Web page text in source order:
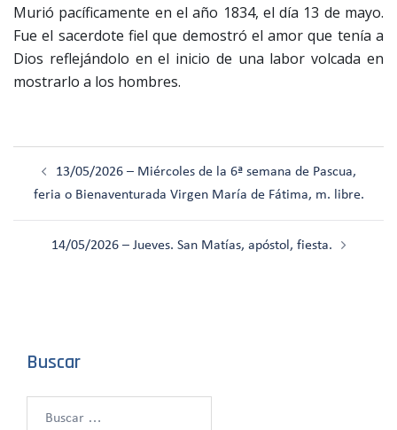
Murió pacíficamente en el año 1834, el día 13 de mayo.
Fue el sacerdote fiel que demostró el amor que tenía a
Dios reflejándolo en el inicio de una labor volcada en
mostrarlo a los hombres.
entradas
13/05/2026 – Miércoles de la 6ª semana de Pascua,
feria o Bienaventurada Virgen María de Fátima, m. libre.
14/05/2026 – Jueves. San Matías, apóstol, fiesta.
Buscar